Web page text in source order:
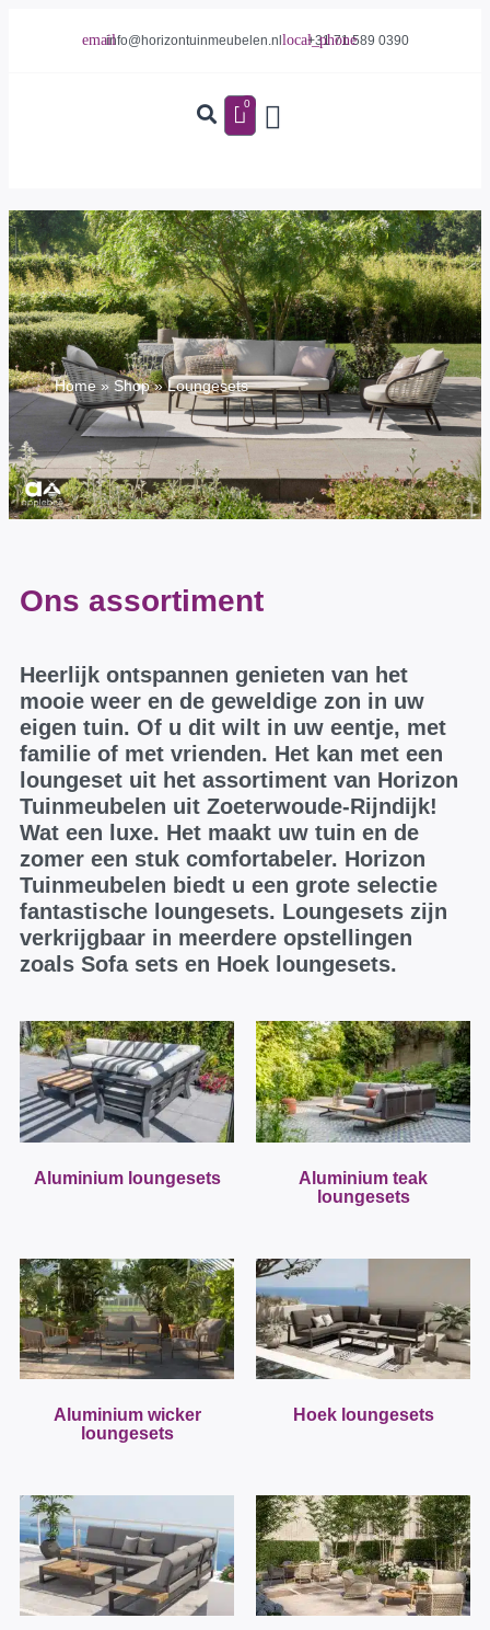
info@horizontuinmeubelen.nl +31 71 589 0390
0
Home» Shop»Loungesets
Ons assortiment
Heerlijk ontspannen genieten van het
mooie weer en de geweldige zon in uw
eigen tuin. Of u dit wilt in uw eentje, met
familie of met vrienden. Het kan met een
loungeset uit het assortiment van Horizon
Tuinmeubelen uit Zoeterwoude-Rijndijk!
Wat een luxe. Het maakt uw tuin en de
zomer een stuk comfortabeler. Horizon
Tuinmeubelen biedt u een grote selectie
fantastische loungesets. Loungesets zijn
verkrijgbaar in meerdere opstellingen
zoals Sofa sets en Hoek loungesets.
Aluminium loungesets
Aluminium teak
loungesets
Aluminium wicker
loungesets
Hoek loungesets